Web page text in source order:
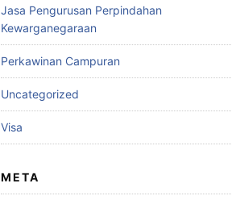
Jasa Pengurusan Perpindahan
Kewarganegaraan
Perkawinan Campuran
Uncategorized
Visa
META